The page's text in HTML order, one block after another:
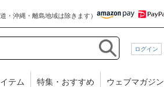
ログイン
テム 特集・おすすめ ウェブマガジン